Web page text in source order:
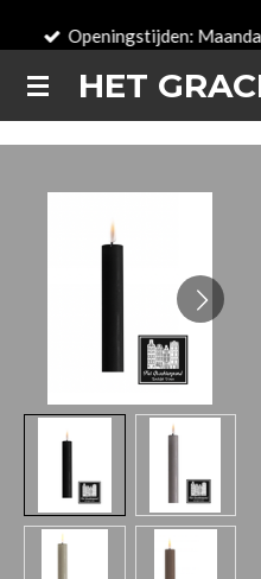
naar
de
HET
Openingstijden: